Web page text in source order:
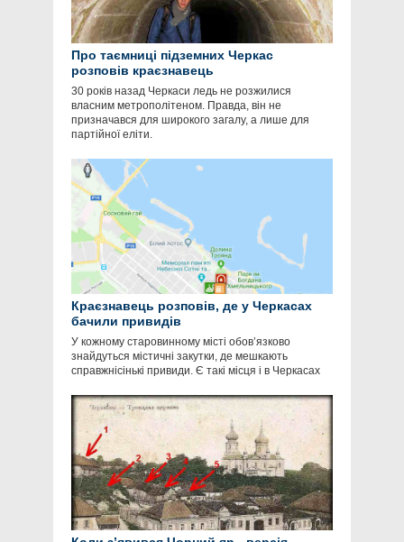
Про таємниці підземних Черкас
розповів краєзнавець
30 років назад Черкаси ледь не розжилися
власним метрополітеном. Правда, він не
призначався для широкого загалу, а лише для
партійної еліти.
Краєзнавець розповів, де у Черкасах
бачили привидів
У кожному старовинному місті обов’язково
знайдуться містичні закутки, де мешкають
справжнісінькі привиди. Є такі місця і в Черкасах